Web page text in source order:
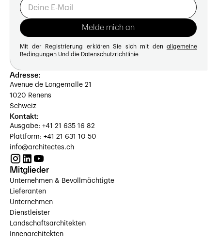
Mit der Registrierung erklären Sie sich mit den allgemeine
Bedingungen Und die Datenschutzrichtlinie
Adresse:
Avenue de Longemalle 21
1020 Renens
Schweiz
Kontakt:
Ausgabe: +41 21 635 16 82
Plattform: +41 21 631 10 50
info@architectes.ch
Mitglieder
Unternehmen & Bevollmächtigte
Lieferanten
Unternehmen
Dienstleister
Landschaftsarchitekten
Innenarchitekten